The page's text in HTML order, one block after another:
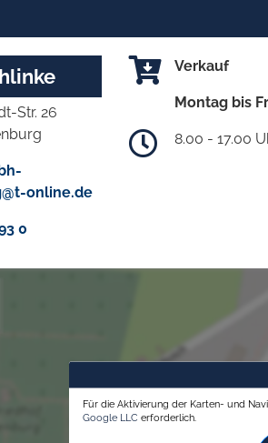
Str. 26
online.de
0
Verkauf
Montag bis
8.00 - 17.00
Für die Aktivierung der Karten- und
Google LLC erforderlich.